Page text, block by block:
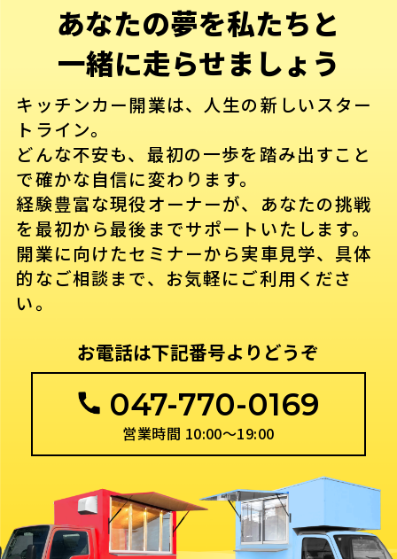
あなたの夢を私たちと
一緒に走らせましょう
キッチンカー開業は、人生の新しいスター
トライン。
どんな不安も、最初の一歩を踏み出すこと
で確かな自信に変わります。
経験豊富な現役オーナーが、あなたの挑戦
を最初から最後までサポートいたします。
開業に向けたセミナーから実車見学、具体
的なご相談まで、お気軽にご利用くださ
い。
お電話は下記番号よりどうぞ
047-770-0169
営業時間 10:00〜19:00